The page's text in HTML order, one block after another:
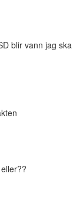
blir vann jag ska